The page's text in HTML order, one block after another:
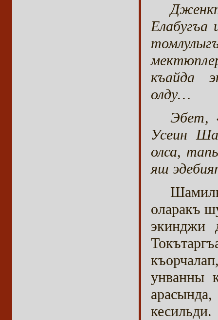
Елабугъа
къайда
олду…
Эбет,
Усеин
олса,
яш
оларакъ
экинджи
унванны
кесильди.